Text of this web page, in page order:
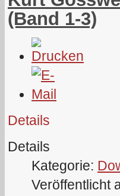
(Band 1-3)
Details
Details
Kategorie:
Veröffentlicht